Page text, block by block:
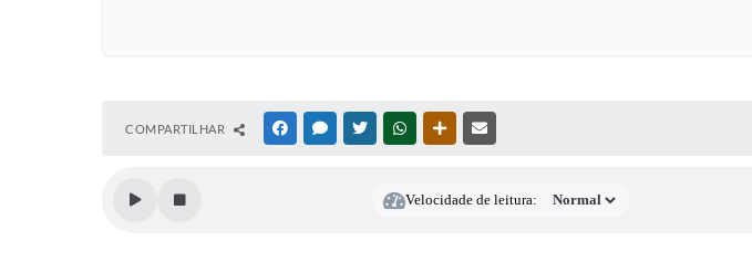
COMPARTILHAR FACEBOOKMESSENGER
TWITTERWHATSAPPOUTRAS MÍDIAS
Velocidade de leitura: